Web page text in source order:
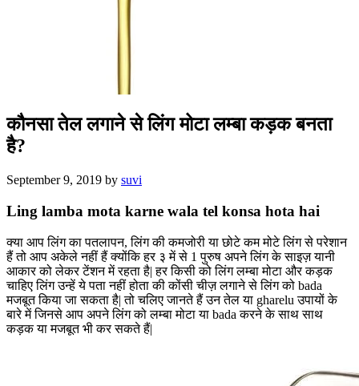
कौनसा तेल लगाने से लिंग मोटा लम्बा कड़क बनता
है?
September 9, 2019 by suvi
Ling lamba mota karne wala tel konsa hota hai
क्या आप लिंग का पतलापन, लिंग की कमजोरी या छोटे कम मोटे लिंग से परेशान
हैं तो आप अकेले नहीं हैं क्योंकि हर ३ में से 1 पुरुष अपने लिंग के साइज़ यानी
आकार को लेकर टेंशन में रहता है| हर किसी को लिंग लम्बा मोटा और कड़क
चाहिए लिंग उन्हें ये पता नहीं होता की कोंसी चीज़ लगाने से लिंग को bada
मजबूत किया जा सकता है| तो चलिए जानते हैं उन तेल या gharelu उपायों के
बारे में जिनसे आप अपने लिंग को लम्बा मोटा या bada करने के साथ साथ
कड़क या मजबूत भी कर सकते हैं|